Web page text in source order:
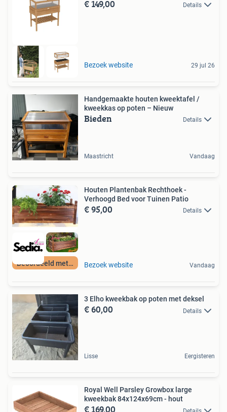
€ 149,00 Details
Bezoek website 29 jul 26
Handgemaakte houten kweektafel /
kweekkas op poten – Nieuw
Bieden Details
Maastricht Vandaag
Beoordeeld met 9+
Houten Plantenbak Rechthoek -
Verhoogd Bed voor Tuinen Patio
€ 95,00 Details
Bezoek website Vandaag
3 Elho kweekbak op poten met deksel
€ 60,00 Details
Lisse Eergisteren
Royal Well Parsley Growbox large
kweekbak 84x124x69cm - hout